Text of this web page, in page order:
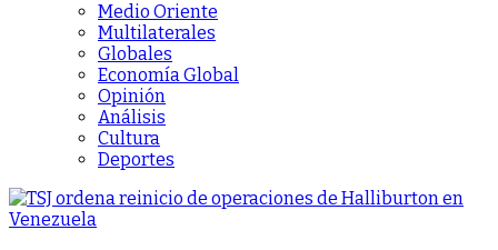
Medio Oriente
Multilaterales
Globales
Economía Global
Opinión
Análisis
Cultura
Deportes